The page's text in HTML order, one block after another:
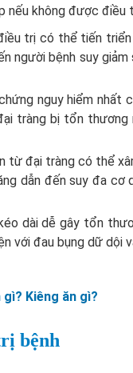
nếu không được điều
trị có thể tiến
người bệnh suy
nguy hiểm nhất
tràng bị tổn
từ đại tràng có thể
dẫn đến suy đa
dài dễ gây tổn
với đau bụng dữ dội
Kiêng ăn gì?
bệnh